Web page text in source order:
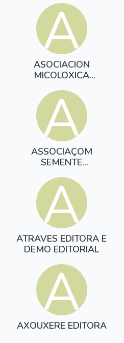
A
ASOCIACION
MICOLOXICA
A
ASSOCIAÇOM
SEMENTE
A
ATRAVES EDITORA E
DEMO EDITORIAL
A
AXOUXERE EDITORA